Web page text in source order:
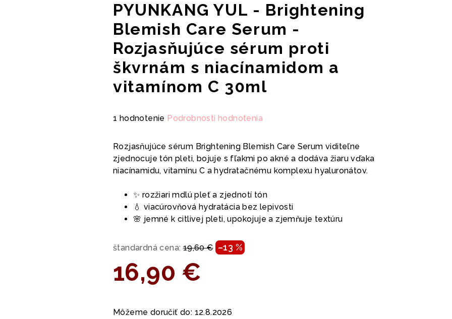
PYUNKANG YUL - Brightening
Blemish Care Serum -
Rozjasňujúce sérum proti
škvrnám s niacínamidom a
vitamínom C 30ml
Priemerné
produktu
je
5,0
hviezdičiek.
1 hodnotenie Podrobnosti hodnotenia
Rozjasňujúce sérum Brightening Blemish Care Serum viditeľne
zjednocuje tón pleti, bojuje s fľakmi po akné a dodáva žiaru vďaka
niacínamidu, vitamínu C a hydratačnému komplexu hyaluronátov.
✨ rozžiari mdlú pleť a zjednotí tón
💧 viacúrovňová hydratácia bez lepivosti
🌸 jemné k citlivej pleti, upokojuje a zjemňuje textúru
štandardná cena: 19,60 € –13 %
16,90 €
cena:
Môžeme doručiť do: 12.8.2026